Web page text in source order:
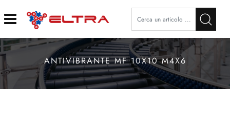
Open
ANTIVIBRANTE MF 10X10 M4X6